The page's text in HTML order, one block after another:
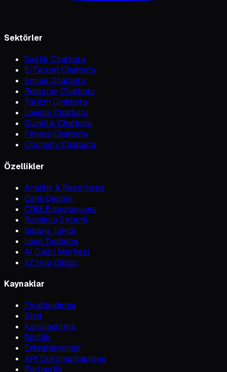
Sektörler
Sağlık Chatbotu
E-Ticaret Chatbotu
Emlak Chatbotu
Restoran Chatbotu
Turizm Chatbotu
Lojistik Chatbotu
Güzellik Chatbotu
Fitness Chatbotu
Otomotiv Chatbotu
Özellikler
Analitik & Raporlama
Canlı Destek
CRM Entegrasyonu
Randevu Sistemi
Sipariş Takibi
Lead Toplama
AI Çağrı Merkezi
YZ Hub Cihazı
Kaynaklar
Fiyatlandırma
Blog
Karşılaştırma
Sözlük
Entegrasyonlar
API Dokümantasyonu
Partnerlik